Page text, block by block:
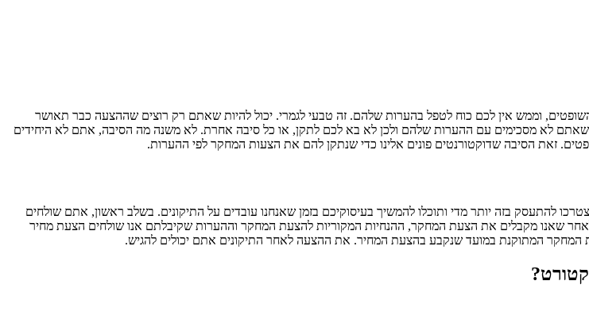
וממש אין לכם כוח לטפל בהערות שלהם. זה טבעי לגמרי. יכול להיות שאתם רק רוצים שההצעה כבר תאושר
לא מסכימים עם ההערות שלהם ולכן לא בא לכם לתקן, או כל סיבה אחרת. לא משנה מה הסיבה, אתם לא היחידים
זאת הסיבה שדוקטורנטים פונים אלינו כדי שנתקן להם את הצעות המחקר לפי ההערות.
להתעסק בזה יותר מדי ותוכלו להמשיך בעיסוקיכם בזמן שאנחנו עובדים על התיקונים. בשלב ראשון, אתם שולחים
שאנו מקבלים את הצעת המחקר, ההנחיות המקוריות להצעת המחקר וההערות שקיבלתם אנו שולחים הצעת מחיר
המחקר המתוקנת במועד שנקבע בהצעת המחיר. את ההצעה לאחר התיקונים אתם יכולים להגיש.